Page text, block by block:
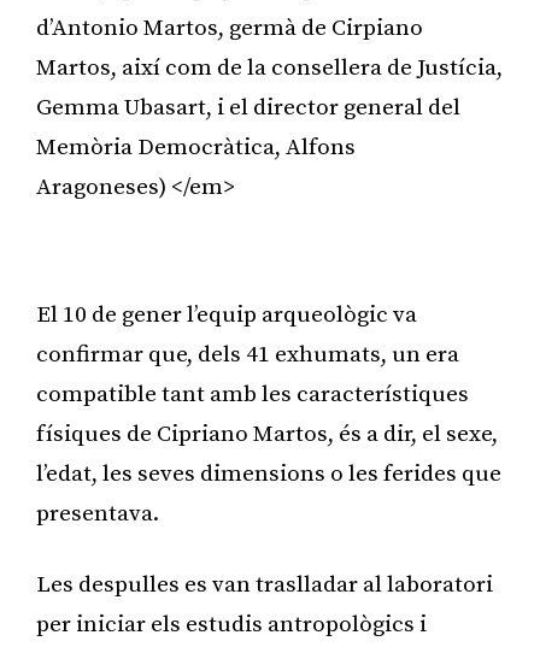
d’Antonio Martos, germà de Cirpiano
Martos, així com de la consellera de Justícia,
Gemma Ubasart, i el director general del
Memòria Democràtica, Alfons
Aragoneses) </em>
El 10 de gener l’equip arqueològic va
confirmar que, dels 41 exhumats, un era
compatible tant amb les característiques
físiques de Cipriano Martos, és a dir, el sexe,
l’edat, les seves dimensions o les ferides que
presentava.
Les despulles es van traslladar al laboratori
per iniciar els estudis antropològics i